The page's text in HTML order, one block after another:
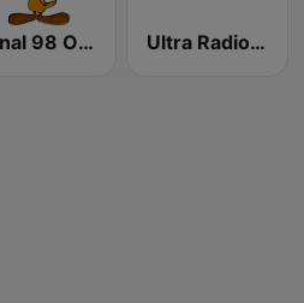
Canal 98 Online Ultra Radio 92.3 FM